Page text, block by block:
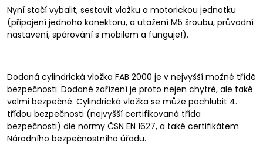
Nyní stačí vybalit, sestavit vložku a motorickou jednotku
(připojení jednoho konektoru, a utažení M5 šroubu, průvodní
nastavení, spárování s mobilem a funguje!).
Dodaná cylindrická vložka FAB 2000 je v nejvyšší možné třídě
bezpečnosti. Dodané zařízení je proto nejen chytré, ale také
velmi bezpečné. Cylindrická vložka se může pochlubit 4.
třídou bezpečnosti (nejvyšší certifikovaná třída
bezpečnosti) dle normy ČSN EN 1627, a také certifikátem
Národního bezpečnostního úřadu.